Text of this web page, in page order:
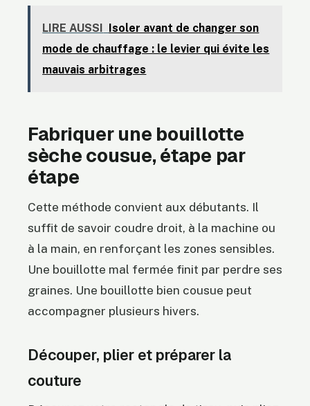
LIRE AUSSI
Isoler avant de changer son
mode de chauffage : le levier qui évite les
mauvais arbitrages
Fabriquer une bouillotte
sèche cousue, étape par
étape
Cette méthode convient aux débutants. Il
suffit de savoir coudre droit, à la machine ou
à la main, en renforçant les zones sensibles.
Une bouillotte mal fermée finit par perdre ses
graines. Une bouillotte bien cousue peut
accompagner plusieurs hivers.
Découper, plier et préparer la
couture